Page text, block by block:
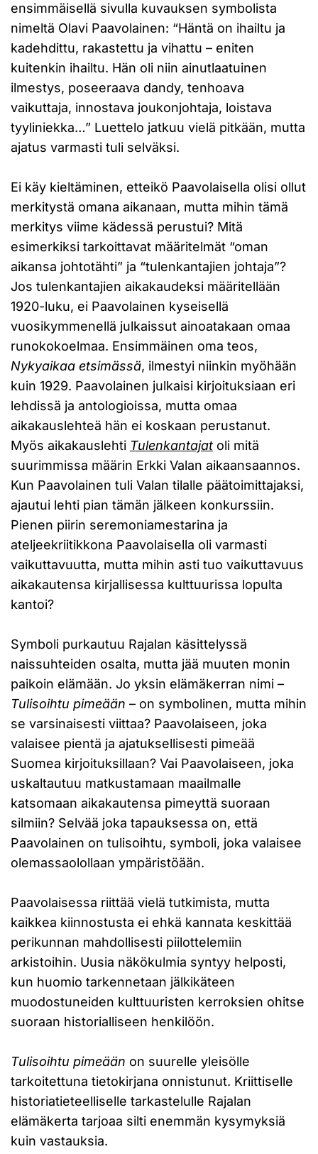
ensimmäisellä sivulla kuvauksen symbolista
nimeltä Olavi Paavolainen: “Häntä on ihailtu ja
kadehdittu, rakastettu ja vihattu – eniten
kuitenkin ihailtu. Hän oli niin ainutlaatuinen
ilmestys, poseeraava dandy, tenhoava
vaikuttaja, innostava joukonjohtaja, loistava
tyyliniekka…” Luettelo jatkuu vielä pitkään, mutta
ajatus varmasti tuli selväksi.
Ei käy kieltäminen, etteikö Paavolaisella olisi ollut
merkitystä omana aikanaan, mutta mihin tämä
merkitys viime kädessä perustui? Mitä
esimerkiksi tarkoittavat määritelmät “oman
aikansa johtotähti” ja “tulenkantajien johtaja”?
Jos tulenkantajien aikakaudeksi määritellään
1920-luku, ei Paavolainen kyseisellä
vuosikymmenellä julkaissut ainoatakaan omaa
runokokoelmaa. Ensimmäinen oma teos,
Nykyaikaa etsimässä, ilmestyi niinkin myöhään
kuin 1929. Paavolainen julkaisi kirjoituksiaan eri
lehdissä ja antologioissa, mutta omaa
aikakauslehteä hän ei koskaan perustanut.
Myös aikakauslehti Tulenkantajat oli mitä
suurimmissa määrin Erkki Valan aikaansaannos.
Kun Paavolainen tuli Valan tilalle päätoimittajaksi,
ajautui lehti pian tämän jälkeen konkurssiin.
Pienen piirin seremoniamestarina ja
ateljeekriitikkona Paavolaisella oli varmasti
vaikuttavuutta, mutta mihin asti tuo vaikuttavuus
aikakautensa kirjallisessa kulttuurissa lopulta
kantoi?
Symboli purkautuu Rajalan käsittelyssä
naissuhteiden osalta, mutta jää muuten monin
paikoin elämään. Jo yksin elämäkerran nimi –
Tulisoihtu pimeään – on symbolinen, mutta mihin
se varsinaisesti viittaa? Paavolaiseen, joka
valaisee pientä ja ajatuksellisesti pimeää
Suomea kirjoituksillaan? Vai Paavolaiseen, joka
uskaltautuu matkustamaan maailmalle
katsomaan aikakautensa pimeyttä suoraan
silmiin? Selvää joka tapauksessa on, että
Paavolainen on tulisoihtu, symboli, joka valaisee
olemassaolollaan ympäristöään.
Paavolaisessa riittää vielä tutkimista, mutta
kaikkea kiinnostusta ei ehkä kannata keskittää
perikunnan mahdollisesti piilottelemiin
arkistoihin. Uusia näkökulmia syntyy helposti,
kun huomio tarkennetaan jälkikäteen
muodostuneiden kulttuuristen kerroksien ohitse
suoraan historialliseen henkilöön.
Tulisoihtu pimeään on suurelle yleisölle
tarkoitettuna tietokirjana onnistunut. Kriittiselle
historiatieteelliselle tarkastelulle Rajalan
elämäkerta tarjoaa silti enemmän kysymyksiä
kuin vastauksia.